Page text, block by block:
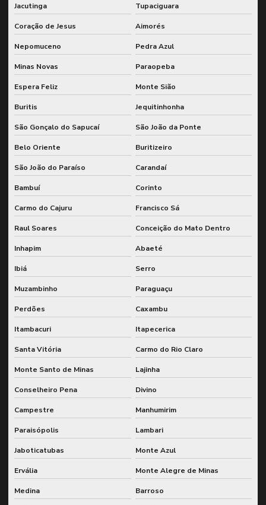
Jacutinga Tupaciguara
Coração de Jesus Aimorés
Nepomuceno Pedra Azul
Minas Novas Paraopeba
Espera Feliz Monte Sião
Buritis Jequitinhonha
São Gonçalo do Sapucaí São João da Ponte
Belo Oriente Buritizeiro
São João do Paraíso Carandaí
Bambuí Corinto
Carmo do Cajuru Francisco Sá
Raul Soares Conceição do Mato Dentro
Inhapim Abaeté
Ibiá Serro
Muzambinho Paraguaçu
Perdões Caxambu
Itambacuri Itapecerica
Santa Vitória Carmo do Rio Claro
Monte Santo de Minas Lajinha
Conselheiro Pena Divino
Campestre Manhumirim
Paraisópolis Lambari
Jaboticatubas Monte Azul
Ervália Monte Alegre de Minas
Medina Barroso